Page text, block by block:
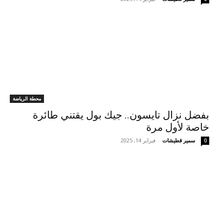
محطة الرياضة
بفضل نزال تايسون.. جيك بول يقتني طائرة
خاصة لأول مرة
سمير قطيشات - فبراير 14, 2025 0